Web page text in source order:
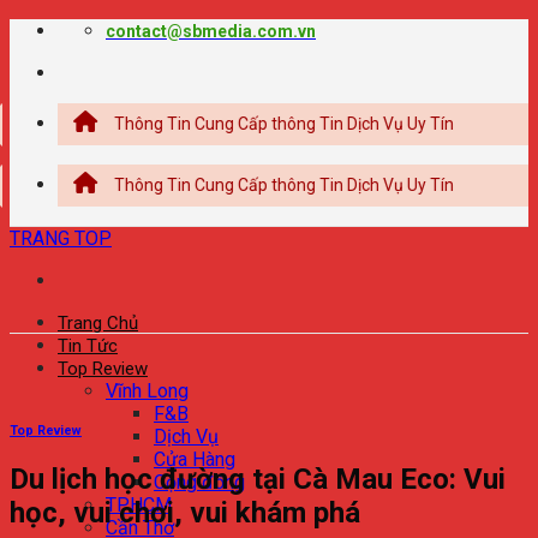
Chuyển
contact@sbmedia.com.vn
Thông Tin Cung Cấp thông Tin Dịch Vụ Uy Tín
Thông Tin Cung Cấp thông Tin Dịch Vụ Uy Tín
TRANG TOP
Trang Chủ
Tin Tức
Top Review
Vĩnh Long
F&B
Dịch Vụ
Cửa Hàng
Cộng đồng
TPHCM
Cần Thơ
Top Review
Du lịch học đường tại Cà Mau Eco: Vui
học, vui chơi, vui khám phá